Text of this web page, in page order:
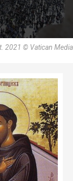
2021 © Vatican Media